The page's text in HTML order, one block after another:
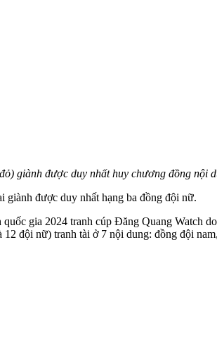
giành được duy nhất huy chương đồng nội
giành được duy nhất hạng ba đồng đội nữ.
quốc gia 2024 tranh cúp Đăng Quang Watch
đội nữ) tranh tài ở 7 nội dung: đồng đội